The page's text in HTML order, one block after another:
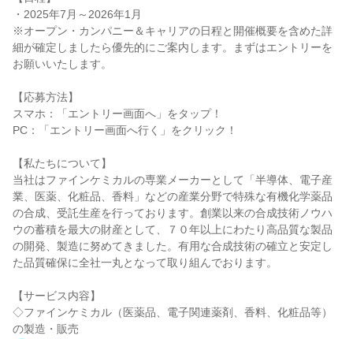
・2025年7月～2026年1月
※オープン・カンパニー＆キャリアの日程と開催概要を含めた詳
細が確定しましたら優先的にご案内します。まずはエントリーを
お願いいたします。
【応募方法】
スマホ：「エントリー画面へ」をタップ！
PC：「エントリー画面へ行く」をクリック！
【私たちについて】
当社はファインケミカルの専業メーカーとして「半導体、電子産
業、医薬、化粧品、香料」などの産業分野で特殊な有機化学薬品
の合成、受託生産を行っております。創業以来の合成技術ノウハ
ウの蓄積を最大の財産として、７０年以上にわたり高品質な製品
の開発、製造に努めてきました。有用な合成技術の確立と安定し
た品質確保に全社一丸となって取り組んでおります。
【サービス内容】
◇ファインケミカル（医薬品、電子関連薬剤、香料、化粧品等）
の製造・販売